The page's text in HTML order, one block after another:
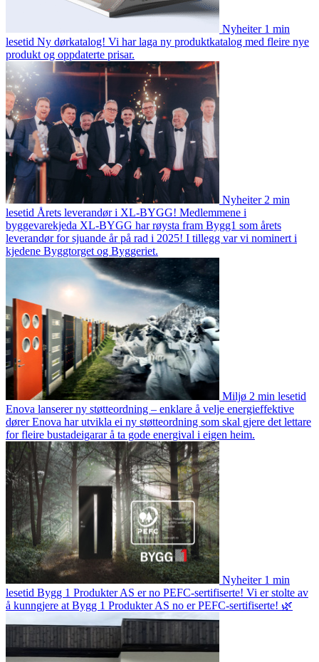
Nyheiter 1 min
lesetid Ny dørkatalog! Vi har laga ny produktkatalog med fleire nye
produkt og oppdaterte prisar.
Nyheiter 2 min
lesetid Årets leverandør i XL-BYGG! Medlemmene i
byggevarekjeda XL-BYGG har røysta fram Bygg1 som årets
leverandør for sjuande år på rad i 2025! I tillegg var vi nominert i
kjedene Byggtorget og Byggeriet.
Miljø 2 min lesetid
Enova lanserer ny støtteordning – enklare å velje energieffektive
dørerEnova har utvikla ei ny støtteordning som skal gjere det lettare
for fleire bustadeigarar å ta gode energival i eigen heim.
Nyheiter 1 min
lesetid Bygg 1 Produkter AS er no PEFC-sertifiserte! Vi er stolte av
å kunngjere at Bygg 1 Produkter AS no er PEFC-sertifiserte! 🌿